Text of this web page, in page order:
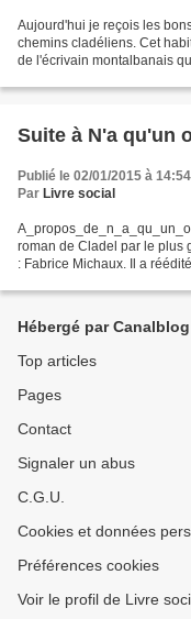
Aujourd'hui je reçois les
chemins cladéliens. Cet
de l'écrivain montalbanais
Suite à N'a qu'un
Publié le 02/01/2015 à 14:54
Par Livre social
roman de Cladel par le plus
: Fabrice Michaux. Il a
Hébergé par Canalblog
Top articles
Pages
Contact
Signaler un abus
C.G.U.
Cookies et données
Préférences cookies
Voir le profil de Livre